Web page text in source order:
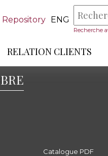
Repository ENG
Recherche
RELATION CLIENTS
Catalogue PDF